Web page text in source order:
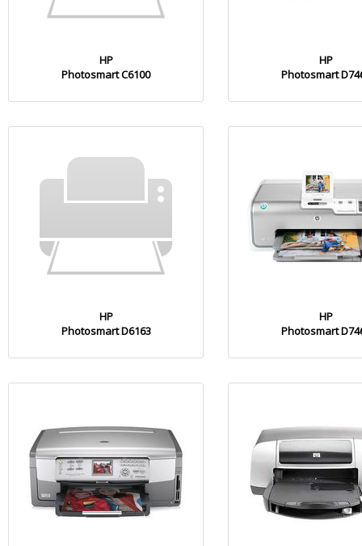
HP
Photosmart C6100
HP
Photosmart
HP
Photosmart D6163
HP
Photosmart